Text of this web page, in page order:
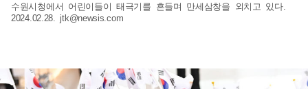
수원시청에서 어린이들이 태극기를 흔들며 만세삼창을 외치고 있다.
2024.02.28. jtk@newsis.com